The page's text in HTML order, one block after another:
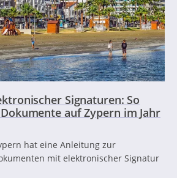
Signaturen: So
auf Zypern im Jahr
hat eine Anleitung zur
mit elektronischer Signatur